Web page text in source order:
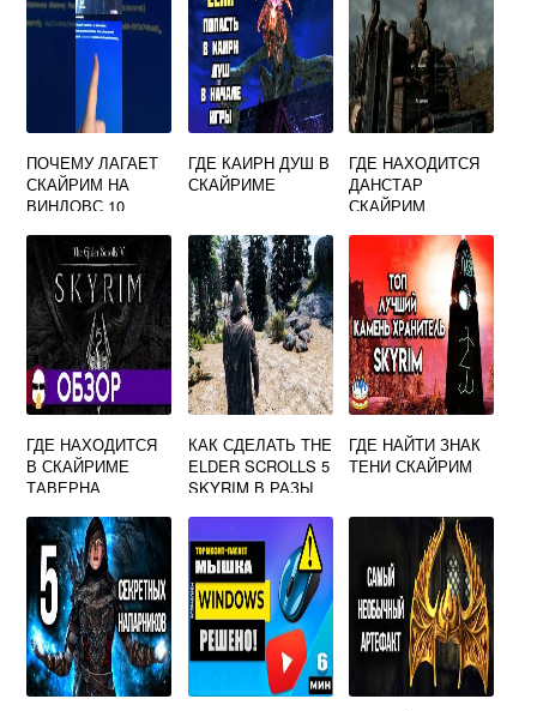
ПОЧЕМУ ЛАГАЕТ
СКАЙРИМ НА
ВИНДОВС 10
ГДЕ КАИРН ДУШ В
СКАЙРИМЕ
ГДЕ НАХОДИТСЯ
ДАНСТАР
СКАЙРИМ
ГДЕ НАХОДИТСЯ
В СКАЙРИМЕ
ТАВЕРНА
ВЕЛИКАН
КАК СДЕЛАТЬ THE
ELDER SCROLLS 5
SKYRIM В РАЗЫ
ГДЕ НАЙТИ ЗНАК
ТЕНИ СКАЙРИМ